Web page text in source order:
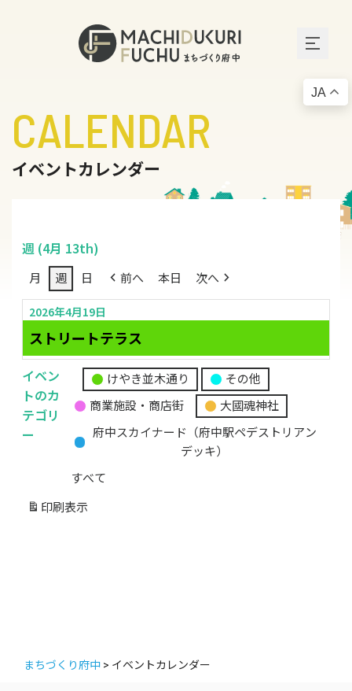
CALENDAR
イベントカレンダー
週 (4月 13th)
月 週 日 前へ 本日 次へ
2026年4月19日
ストリートテラス
イベン
トのカ
テゴリ
ー
無
題
カ
ゴ
リ
けやき並木通り
その他
商業施設・商店街
大國魂神社
府中スカイナード（府中駅ペデストリアン
デッキ）
すべて
印刷 表示
まちづくり府中 > イベントカレンダー
JA